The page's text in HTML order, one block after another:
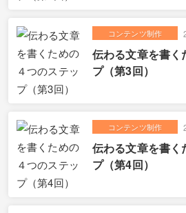
コンテンツ制作
伝わる文章を書く
プ（第3回）
コンテンツ制作
伝わる文章を書く
プ（第4回）